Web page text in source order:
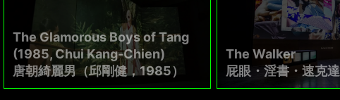
The Glamorous Boys of Tang
(1985, Chui Kang-Chien)
唐朝綺麗男（邱剛健，1985）
The Walker
屁眼・淫書・速克達